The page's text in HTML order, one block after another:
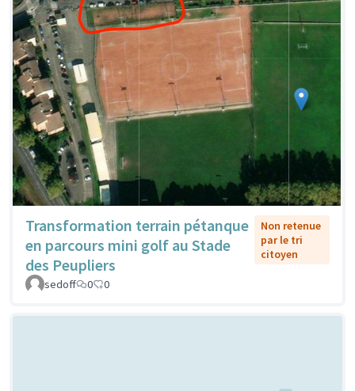
Transformation terrain pétanque
en parcours mini golf au Stade
des Peupliers
Non retenue
par le tri
citoyen
sedoff 0 0